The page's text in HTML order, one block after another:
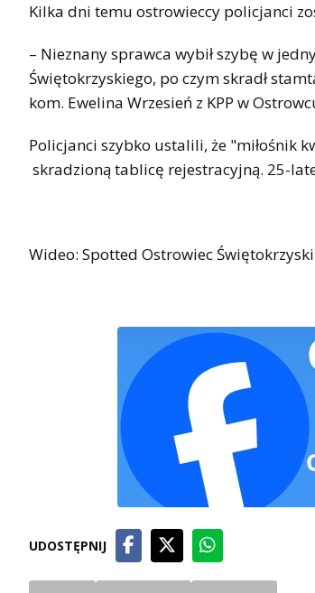
Kilka dni temu ostrowieccy policjanci
– Nieznany sprawca wybił szybę w
Świętokrzyskiego, po czym skradł
kom. Ewelina Wrzesień z KPP w
Policjanci szybko ustalili, że "miłośnik
skradzioną tablicę rejestracyjną. 25-
Wideo: Spotted Ostrowiec
UDOSTĘPNIJ